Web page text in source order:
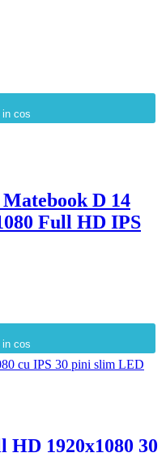
in cos
D 14
Full HD IPS
in cos
HD 1920x1080 30